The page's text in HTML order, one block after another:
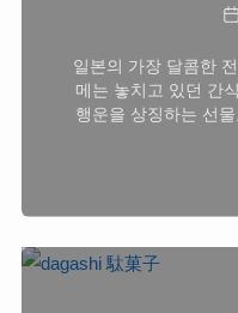
일본의 가장 달콤한
메는 놓치고 있던 간
행운을 상징하는 선